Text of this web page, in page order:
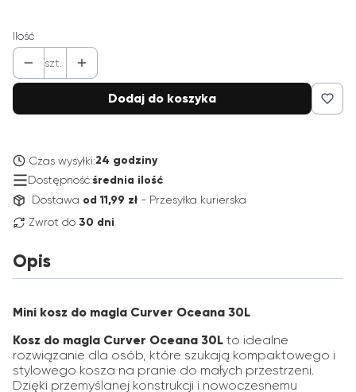
Ilość
szt.
Dodaj do koszyka
Czas wysyłki:24 godziny
Dostępność:średnia ilość
Dostawa od 11,99 zł - Przesyłka kurierska
Zwrot do 30 dni
Opis
Mini kosz do magla Curver Oceana 30L
Kosz do magla Curver Oceana 30L to idealne
rozwiązanie dla osób, które szukają kompaktowego i
stylowego kosza na pranie do małych przestrzeni.
Dzięki przemyślanej konstrukcji i nowoczesnemu